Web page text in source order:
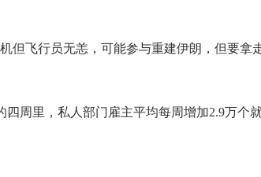
但飞行员无恙，可能参与重建伊朗，但要拿
四周里，私人部门雇主平均每周增加2.9万个